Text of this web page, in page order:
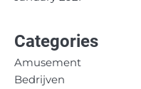
Categories
Amusement
Bedrijven